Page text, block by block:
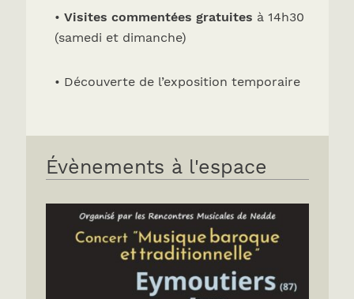
• Visites commentées gratuites à 14h30
(samedi et dimanche)
• Découverte de l’exposition temporaire
Évènements à l'espace